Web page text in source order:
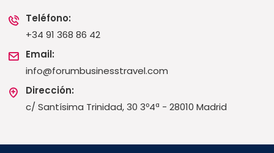
Teléfono:
+34 91 368 86 42
Email:
info@forumbusinesstravel.com
Dirección:
c/ Santísima Trinidad, 30 3º4ª - 28010 Madrid